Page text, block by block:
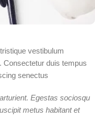
vestibulum
Consectetur duis tempus
senectus.
Egestas sociosqu
metus habitant et